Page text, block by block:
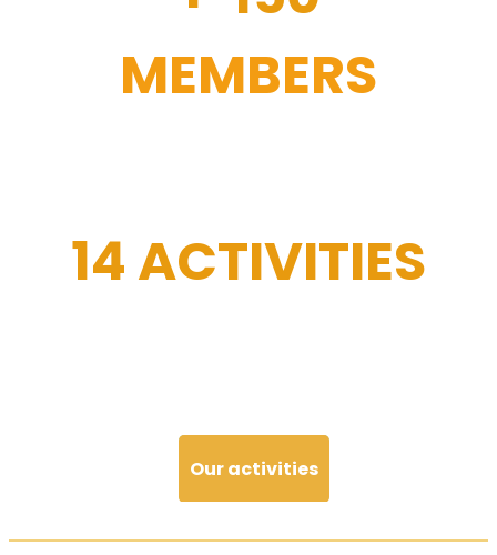
MEMBERS
14 ACTIVITIES
Our activities